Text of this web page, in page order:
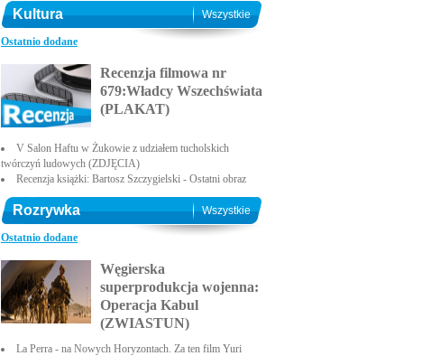
Kultura Wszystkie
Ostatnio dodane
Recenzja filmowa nr
679:Władcy Wszechświata
(PLAKAT)
V Salon Haftu w Żukowie z udziałem tucholskich
twórczyń ludowych (ZDJĘCIA)
Recenzja książki: Bartosz Szczygielski - Ostatni obraz
Rozrywka Wszystkie
Ostatnio dodane
Węgierska
superprodukcja wojenna:
Operacja Kabul
(ZWIASTUN)
La Perra - na Nowych Horyzontach. Za ten film Yuri